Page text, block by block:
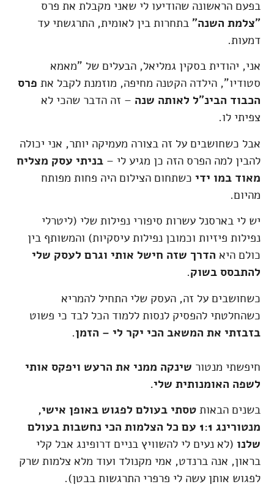
בפעם הראשונה שהודיעו לי שאני מקבלת את פרס
"צלמת השנה"בתחרות בין לאומית, התרגשתי עד
דמעות.
אני, יהודית בסקין גמליאל, הבעלים של "מאמא
סטודיו", הילדה הקטנה מחיפה, מוזמנת לקבל את פרס
הכבוד הבינ"ל לאותה שנה– זה הדבר שהכי לא
צפיתי לו.
אבל כשחושבים על זה בצורה מעמיקה יותר, אני יכולה
להבין למה הפרס הזה כן מגיע לי – בניתי עסק מצליח
מאוד במו ידיכשתחום הצילום היה פחות מפותח
מהיום.
יש לי בארסנל עשרות סיפורי נפילות שלי (ליטרלי
נפילות פיזיות וכמובן נפילות עיסקיות) והמשותף בין
כולם היא הדרך שזה חישל אותי וגרם לעסק שלי
להתבסס בשוק.
כשחושבים על זה, העסק שלי התחיל להמריא
כשהחלטתי להפסיק לנסות ללמוד הכל לבד כי פשוט
בזבזתי את המשאב הכי יקר לי – הזמן.
חיפשתי מנטור שינקה ממני את הרעש ויפקס אותי
לשפה האומנותית שלי.
בשנים הבאותטסתי בעולם לפגוש באופן אישי,
מנטורינג 1:1 עם כל הצלמות הכי נחשבות בעולם
שלנו (לא נעים לי להשוויץ בניים דרופינג אבל קלי
בראון, אנה ברנדט, אמי מקנולד ועוד מלא צלמות שרק
לפגוש אותן עשה לי פרפרי התרגשות בבטן).